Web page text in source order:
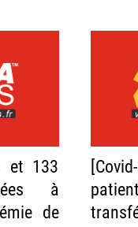
et 133
à
de